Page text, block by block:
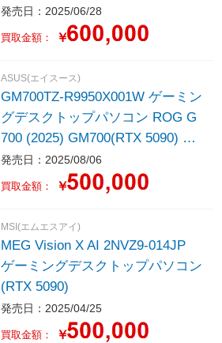
me /intel Core Ultra 9 /メモリ：3
2GB /SSD：2TB /Officeソフト無
発売日：2025/06/28
買取金額： ￥
ASUS(エイスース)
GM700TZ-R9950X001W ゲーミン
グデスクトップパソコン ROG G
700 (2025) GM700(RTX 5090) ブ
ラック ［Windows11 Home /AMD
Ryzen9 /メモリ：64GB /SSD：2
TB /Officeソフト無し /2025年8月
モデル］
発売日：2025/08/06
買取金額： ￥
MSI(エムエスアイ)
MEG Vision X AI 2NVZ9-014JP
ゲーミングデスクトップパソコン
(RTX 5090)
発売日：2025/04/25
買取金額： ￥